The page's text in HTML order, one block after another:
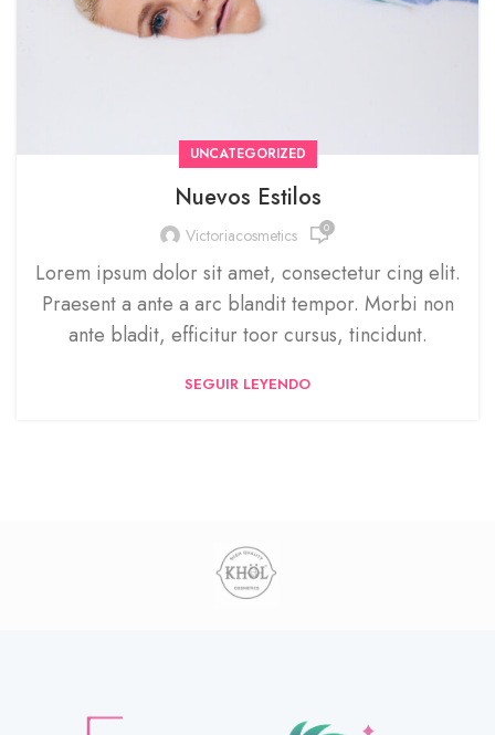
UNCATEGORIZED
Nuevos Estilos
Victoriacosmetics 0
Lorem ipsum dolor sit amet, consectetur cing elit.
Praesent a ante a arc blandit tempor. Morbi non
ante bladit, efficitur toor cursus, tincidunt.
SEGUIR LEYENDO